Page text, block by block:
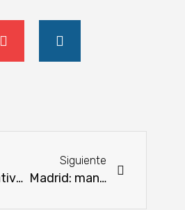
Cooperativa Universitaria: destacan transparencia y buen funcionamiento de la institución
Siguiente
Madrid: manifestación de agricultores y ganaderos para exigir medidas que impulsen el medio rural